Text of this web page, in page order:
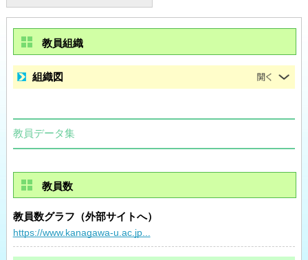
教員組織
組織図
教員データ集
教員数
教員数グラフ（外部サイトへ）
https://www.kanagawa-u.ac.jp...